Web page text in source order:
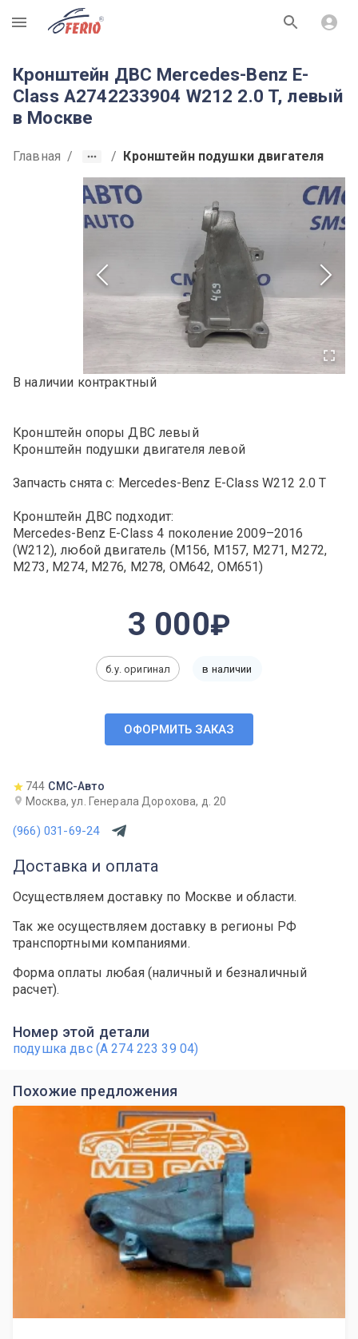
R
Кронштейн ДВС Mercedes-Benz E-
Class A2742233904 W212 2.0 T, левый
в Москве
Главная / / Кронштейн подушки двигателя
В наличии контрактный
Кронштейн опоры ДВС левый
Кронштейн подушки двигателя левой
Запчасть снята с: Mercedes-Benz E-Class W212 2.0 T
Кронштейн ДВС подходит:
Mercedes-Benz E-Class 4 поколение 2009–2016
(W212), любой двигатель (M156, M157, M271, M272,
M273, M274, M276, M278, OM642, OM651)
3 000
б.у. оригинал в наличии
ОФОРМИТЬ ЗАКАЗ
744 СМС-Авто
Москва, ул. Генерала Дорохова, д. 20
(966) 031-69-24
Доставка и оплата
Осуществляем доставку по Москве и области.
Так же осуществляем доставку в регионы РФ
транспортными компаниями.
Форма оплаты любая (наличный и безналичный
расчет).
Номер этой детали
подушка двс (A 274 223 39 04)
Похожие предложения